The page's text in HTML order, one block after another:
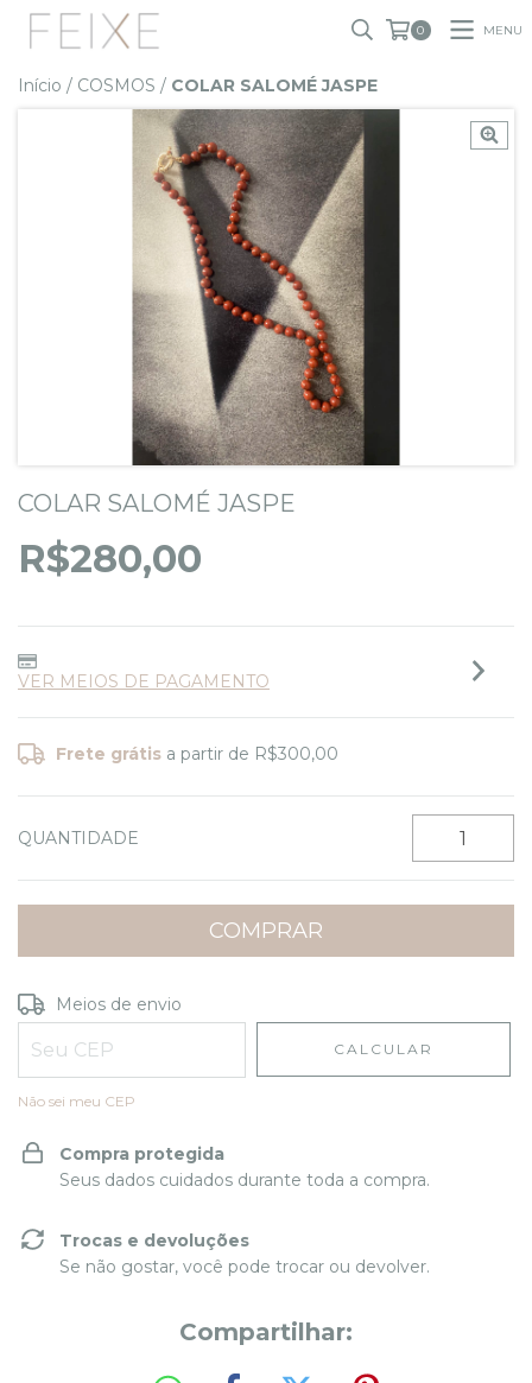
0 MENU
Início / COSMOS / COLAR SALOMÉ JASPE
COLAR SALOMÉ JASPE
R$280,00
VER MEIOS DE PAGAMENTO
Frete grátis a partir de R$300,00
QUANTIDADE
Entregas para o CEP:
Meios de envio
CALCULAR
Não sei meu CEP
Compra protegida
Seus dados cuidados durante toda a compra.
Trocas e devoluções
Se não gostar, você pode trocar ou devolver.
Compartilhar: